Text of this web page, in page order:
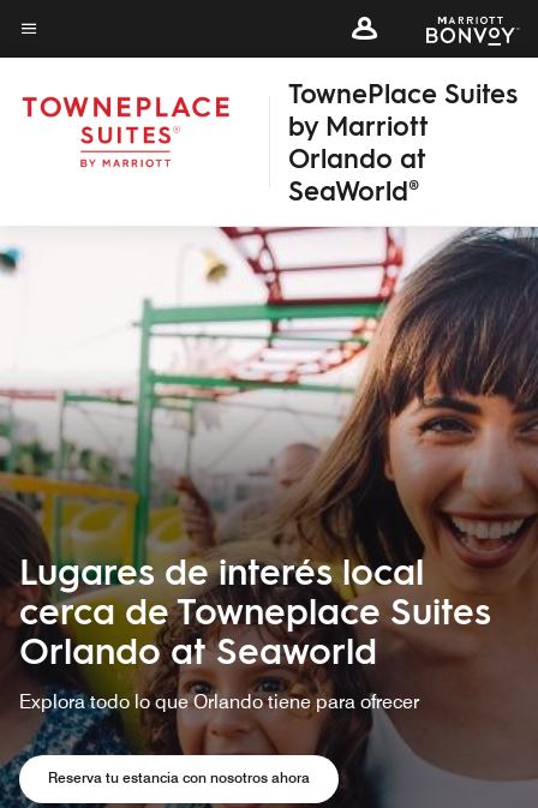
content
Skip
to
content
Texto del menú
TownePlace Suites
by Marriott
Orlando at
SeaWorld®
Lugares de interés local
cerca de Towneplace Suites
Orlando at Seaworld
Explora todo lo que Orlando tiene para ofrecer
Reserva tu estancia con nosotros ahora